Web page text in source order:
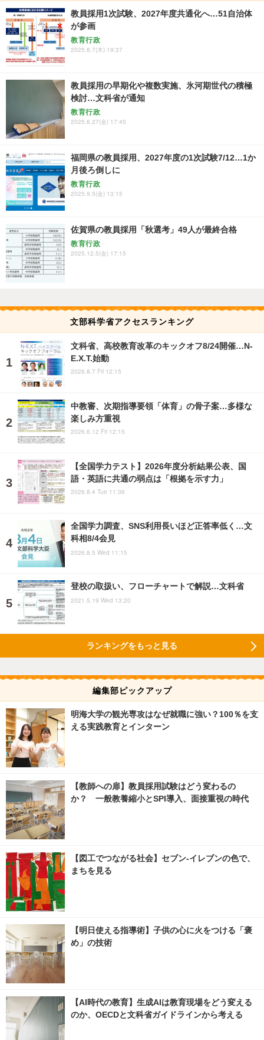
教員採用1次試験、2027年度共通化へ…51自治体
が参画
教育行政
2025.8.7(木) 19:37
教員採用の早期化や複数実施、氷河期世代の積極
検討…文科省が通知
教育行政
2025.6.27(金) 17:45
福岡県の教員採用、2027年度の1次試験7/12…1か
月後ろ倒しに
教育行政
2025.9.5(金) 13:15
佐賀県の教員採用「秋選考」49人が最終合格
教育行政
2025.12.5(金) 17:15
文部科学省アクセスランキング
文科省、高校教育改革のキックオフ8/24開催…N-
E.X.T.始動
2026.8.7 Fri 12:15
中教審、次期指導要領「体育」の骨子案…多様な
楽しみ方重視
2026.6.12 Fri 12:15
【全国学力テスト】2026年度分析結果公表、国
語・英語に共通の弱点は「根拠を示す力」
2026.8.4 Tue 11:36
全国学力調査、SNS利用長いほど正答率低く…文
科相8/4会見
2026.8.5 Wed 11:15
登校の取扱い、フローチャートで解説…文科省
2021.5.19 Wed 13:20
ランキングをもっと見る
編集部ピックアップ
明海大学の観光専攻はなぜ就職に強い？100％を支
える実践教育とインターン
【教師への扉】教員採用試験はどう変わるの
か？ 一般教養縮小とSPI導入、面接重視の時代
【図工でつながる社会】セブン‐イレブンの色で、
まちを見る
【明日使える指導術】子供の心に火をつける「褒
め」の技術
【AI時代の教育】生成AIは教育現場をどう変える
のか、OECDと文科省ガイドラインから考える